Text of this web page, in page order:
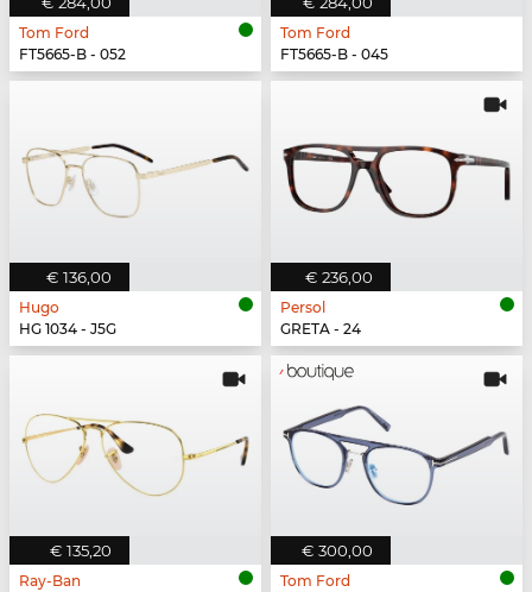
Tom Ford
FT5665-B - 052
Tom Ford
FT5665-B - 045
€ 136,00
Hugo
HG 1034 - J5G
€ 236,00
Persol
GRETA - 24
€ 135,20
Ray-Ban
€ 300,00
Tom Ford